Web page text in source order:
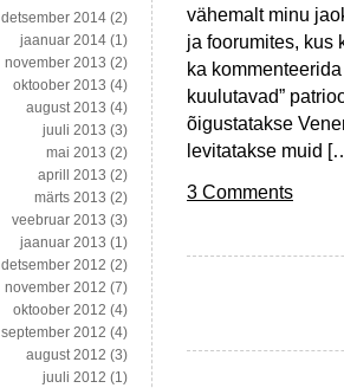
vähemalt minu
ja foorumites, kus
ka
kuulutavad”
õigustatakse
levitatakse muid
3 Comments
detsember 2014 (2)
jaanuar 2014 (1)
november 2013 (2)
oktoober 2013 (4)
august 2013 (4)
juuli 2013 (3)
mai 2013 (2)
aprill 2013 (2)
märts 2013 (2)
veebruar 2013 (3)
jaanuar 2013 (1)
detsember 2012 (2)
november 2012 (7)
oktoober 2012 (4)
september 2012 (4)
august 2012 (3)
juuli 2012 (1)